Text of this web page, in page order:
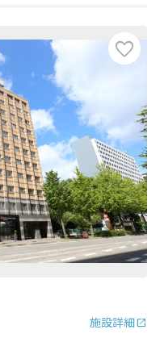
施設詳細